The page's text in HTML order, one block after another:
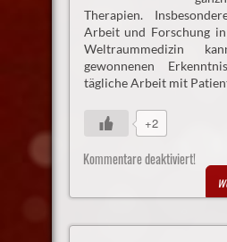
Therapien.
Arbeit und Forschung
Weltraummedizin
gewonnenen
tägliche Arbeit mit
+2
Kommentare deaktiviert!